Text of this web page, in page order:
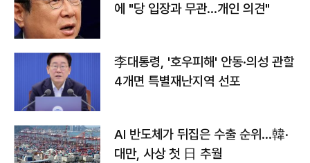
에 "당 입장과 무관…개인 의견"
李대통령, '호우피해' 안동·의성 관할
4개면 특별재난지역 선포
AI 반도체가 뒤집은 수출 순위…韓·
대만, 사상 첫 日 추월